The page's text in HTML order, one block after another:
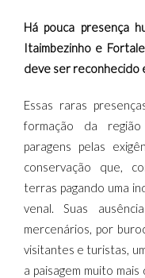
Há pouca presença
Itaimbezinho e
deve ser reconhecido
Essas raras
formação da
paragens pelas
conservação que,
terras pagando uma
venal. Suas
mercenários, por
visitantes e turistas,
a paisagem muito